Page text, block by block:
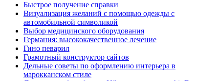
Быстрое получение справки
Визуализация желаний с помощью одежды с
автомобильной символикой
Выбор медицинского оборудования
Германия: высококачественное лечение
Гино певарил
Грамотный конструктор сайтов
Дельные советы по оформлению интерьера в
марокканском стиле